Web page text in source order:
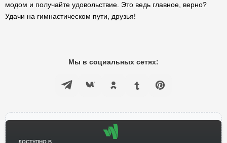
модом и получайте удовольствие. Это ведь главное, верно?
Удачи на гимнастическом пути, друзья!
Мы в социальных сетях:
ДОСТУПНО В